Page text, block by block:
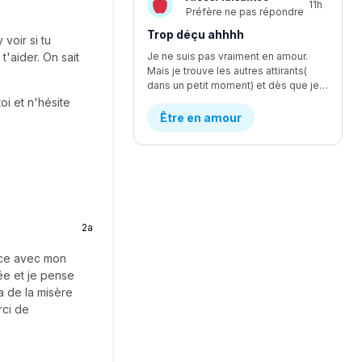
voir si tu
On sait
et n'hésite
2a
avec mon
et je pense
de la misère
de
Préfère ne pas répondre
11h
Trop déçu ahhhh
Je ne suis pas vraiment en amour.
Mais je trouve les autres attirants(
dans un petit moment) et dès que je le dépasse ou trouve son autre côté, je suis une peu déçu 😞. Qu'est-ce qu'il se passe avec moi?!
Être en amour